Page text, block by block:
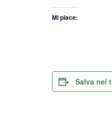
Mi piace:
Salva nel